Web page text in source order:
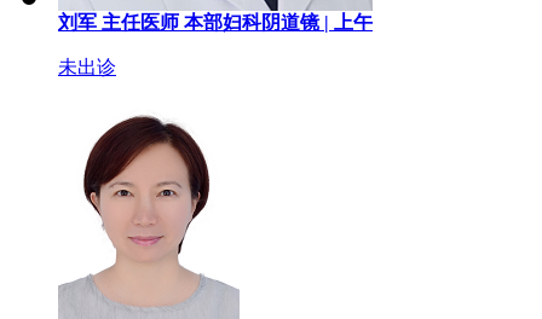
刘军 主任医师 本部妇科阴道镜 | 上午
未出诊